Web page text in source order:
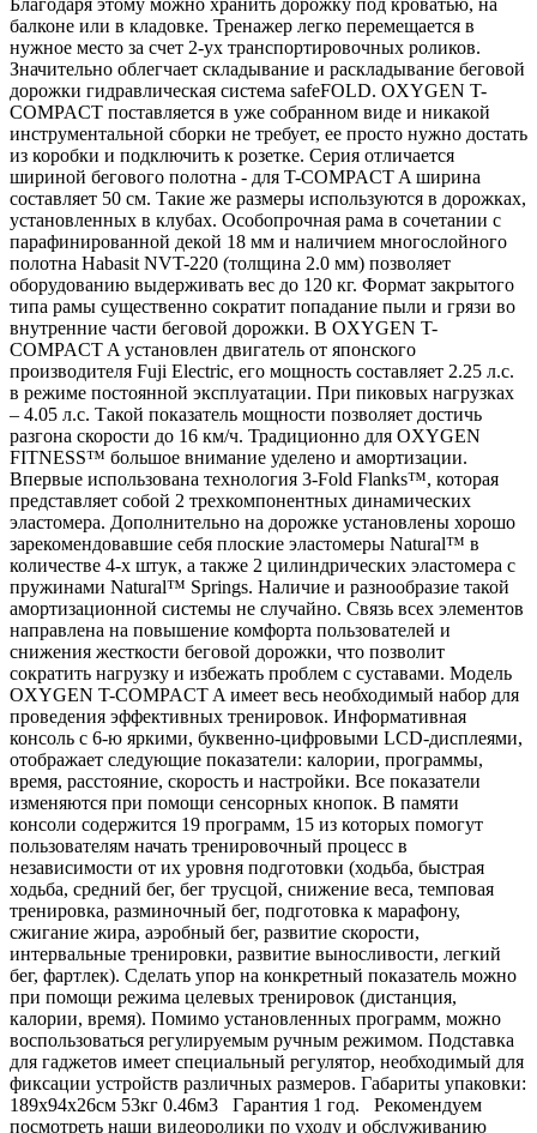
Благодаря этому можно хранить дорожку под кроватью, на
балконе или в кладовке. Тренажер легко перемещается в
нужное место за счет 2-ух транспортировочных роликов.
Значительно облегчает складывание и раскладывание беговой
дорожки гидравлическая система safeFOLD. OXYGEN T-
COMPACT поставляется в уже собранном виде и никакой
инструментальной сборки не требует, ее просто нужно достать
из коробки и подключить к розетке. Серия отличается
шириной бегового полотна - для T-COMPACT A ширина
составляет 50 см. Такие же размеры используются в дорожках,
установленных в клубах. Особопрочная рама в сочетании с
парафинированной декой 18 мм и наличием многослойного
полотна Habasit NVT-220 (толщина 2.0 мм) позволяет
оборудованию выдерживать вес до 120 кг. Формат закрытого
типа рамы существенно сократит попадание пыли и грязи во
внутренние части беговой дорожки. В OXYGEN T-
COMPACT A установлен двигатель от японского
производителя Fuji Electric, его мощность составляет 2.25 л.с.
в режиме постоянной эксплуатации. При пиковых нагрузках
– 4.05 л.с. Такой показатель мощности позволяет достичь
разгона скорости до 16 км/ч. Традиционно для OXYGEN
FITNESS™ большое внимание уделено и амортизации.
Впервые использована технология 3-Fold Flanks™, которая
представляет собой 2 трехкомпонентных динамических
эластомера. Дополнительно на дорожке установлены хорошо
зарекомендовавшие себя плоские эластомеры Natural™ в
количестве 4-х штук, а также 2 цилиндрических эластомера с
пружинами Natural™ Springs. Наличие и разнообразие такой
амортизационной системы не случайно. Связь всех элементов
направлена на повышение комфорта пользователей и
снижения жесткости беговой дорожки, что позволит
сократить нагрузку и избежать проблем с суставами. Модель
OXYGEN T-COMPACT A имеет весь необходимый набор для
проведения эффективных тренировок. Информативная
консоль с 6-ю яркими, буквенно-цифровыми LCD-дисплеями,
отображает следующие показатели: калории, программы,
время, расстояние, скорость и настройки. Все показатели
изменяются при помощи сенсорных кнопок. В памяти
консоли содержится 19 программ, 15 из которых помогут
пользователям начать тренировочный процесс в
независимости от их уровня подготовки (ходьба, быстрая
ходьба, средний бег, бег трусцой, снижение веса, темповая
тренировка, разминочный бег, подготовка к марафону,
сжигание жира, аэробный бег, развитие скорости,
интервальные тренировки, развитие выносливости, легкий
бег, фартлек). Сделать упор на конкретный показатель можно
при помощи режима целевых тренировок (дистанция,
калории, время). Помимо установленных программ, можно
воспользоваться регулируемым ручным режимом. Подставка
для гаджетов имеет специальный регулятор, необходимый для
фиксации устройств различных размеров. Габариты упаковки:
189х94х26см 53кг 0.46м3 Гарантия 1 год. Рекомендуем
посмотреть наши видеоролики по уходу и обслуживанию